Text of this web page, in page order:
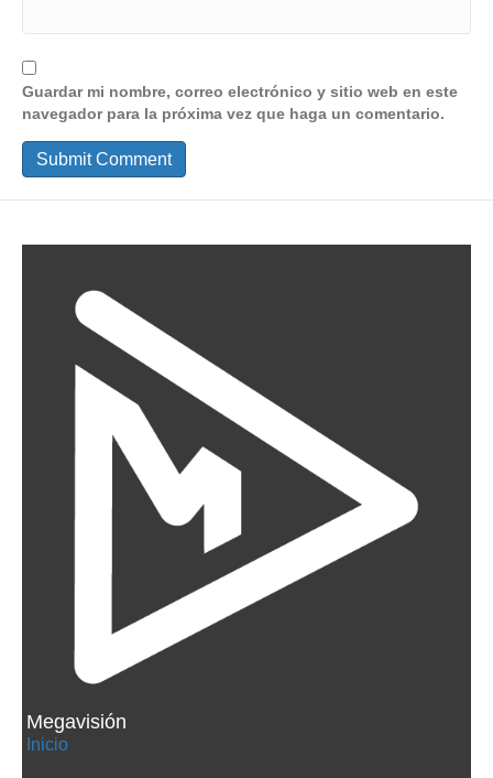
Guardar mi nombre, correo electrónico y sitio web en este
navegador para la próxima vez que haga un comentario.
Megavisión
Inicio